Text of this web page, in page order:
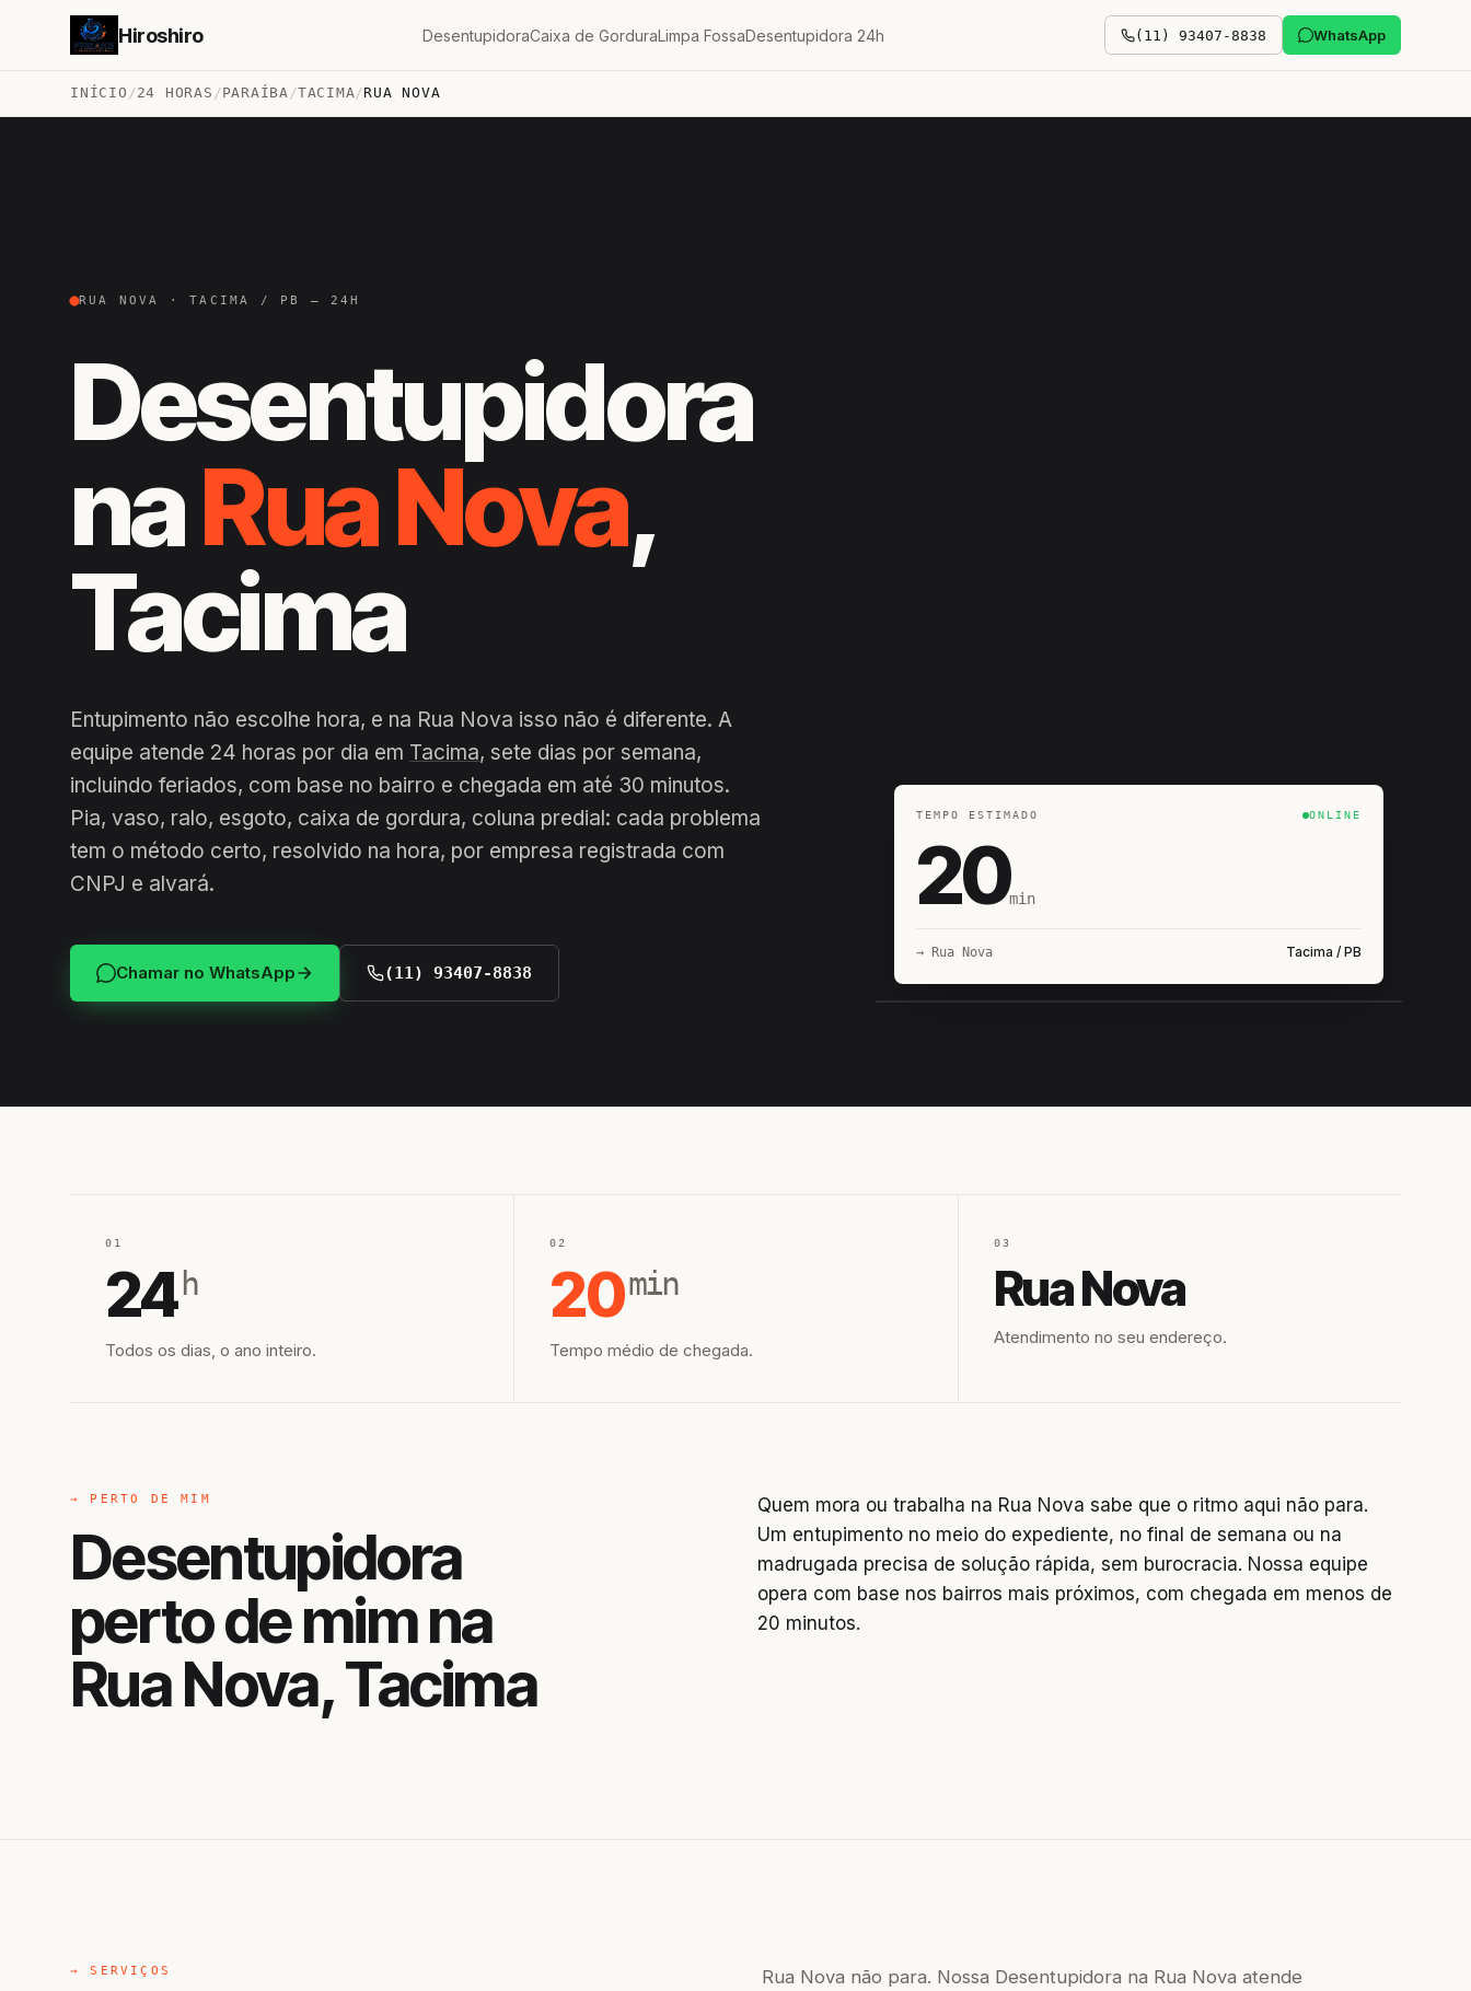
Hiroshiro DesentupidoraCaixa de GorduraLimpa FossaDesentupidora 24h (11) 93407-8838 WhatsApp
INÍCIO /24 HORAS /PARAÍBA /TACIMA/RUA NOVA
RUA NOVA · TACIMA / PB — 24H
Desentupidora
naRua Nova,
Tacima
Entupimento não escolhe hora, e na Rua Nova isso não é diferente. A
equipe atende 24 horas por dia em Tacima, sete dias por semana,
incluindo feriados, com base no bairro e chegada em até 30 minutos.
Pia, vaso, ralo, esgoto, caixa de gordura, coluna predial: cada problema
tem o método certo, resolvido na hora, por empresa registrada com
CNPJ e alvará.
Chamar no WhatsApp (11) 93407-8838
TEMPO ESTIMADO ONLINE
20min
→ Rua Nova Tacima / PB
01
24 h
Todos os dias, o ano inteiro.
02
20min
Tempo médio de chegada.
03
Rua Nova
Atendimento no seu endereço.
→ PERTO DE MIM
Desentupidora
perto de mim na
Rua Nova, Tacima
Quem mora ou trabalha na Rua Nova sabe que o ritmo aqui não para.
Um entupimento no meio do expediente, no final de semana ou na
madrugada precisa de solução rápida, sem burocracia. Nossa equipe
opera com base nos bairros mais próximos, com chegada em menos de
20 minutos.
→ SERVIÇOS
Rua Nova não para. Nossa Desentupidora na Rua Nova atende